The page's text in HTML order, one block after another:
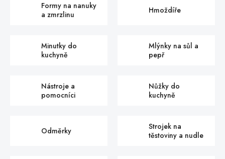
Formy na nanuky
a zmrzlinu
Hmoždíře
Minutky do
kuchyně
Mlýnky na sůl a
pepř
Nástroje a
pomocníci
Nůžky do
kuchyně
Odměrky
Strojek na
těstoviny a nudle